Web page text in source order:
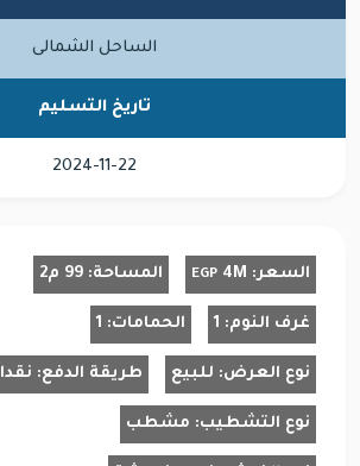
الساحل الشمالى
تاريخ التسليم
2024-11-22
السعر: 4M
EGP المساحة: 99 م2
غرف النوم: 1 الحمامات: 1
نوع العرض: للبيع طريقة الدفع: نقدا
نوع التشطيب: مشطب